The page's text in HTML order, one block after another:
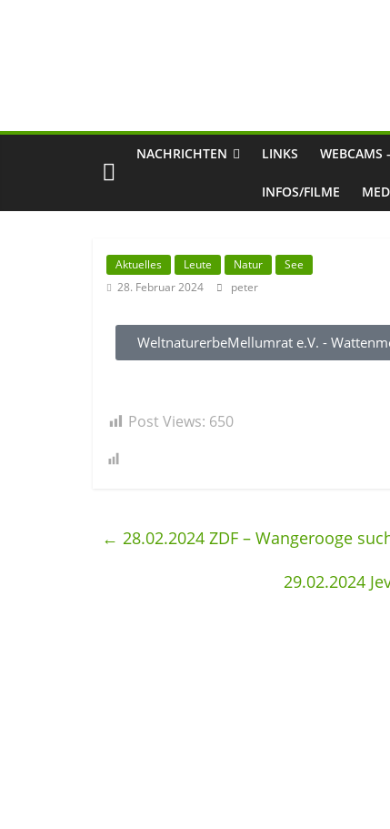
NACHRICHTEN LINKS WEBCAMS
INFOS/FILME
Aktuelles Leute Natur
See
28. Februar 2024
peter
WeltnaturerbeMellumrat e.V. -
Post Views: 650
← 28.02.2024 ZDF – Wangerooge
29.02.2024